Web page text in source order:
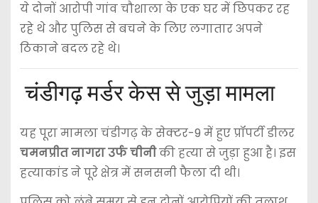
ये दोनों आरोपी गांव चौशाला के एक घर में छिपकर रह
रहे थे और पुलिस से बचने के लिए लगातार अपने
ठिकाने बदल रहे थे।
चंडीगढ़ मर्डर केस से जुड़ा मामला
यह पूरा मामलाचंडीगढ़के सेक्टर-9 में हुए प्रॉपर्टी डीलर
चमनप्रीत नागरा उर्फ चीनीकी हत्या से जुड़ा हुआ है। इस
हत्याकांड ने पूरे क्षेत्र में सनसनी फैला दी थी।